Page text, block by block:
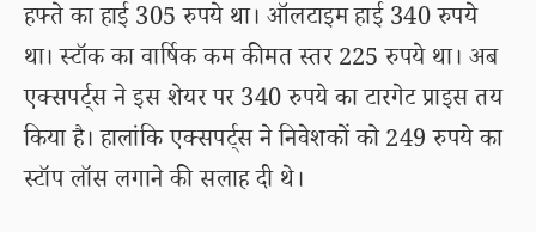
हफ्ते का हाई 305 रुपये था। ऑलटाइम हाई 340 रुपये
था। स्टॉक का वार्षिक कम कीमत स्तर 225 रुपये था। अब
एक्सपर्ट्स ने इस शेयर पर 340 रुपये का टारगेट प्राइस तय
किया है। हालांकि एक्सपर्ट्स ने निवेशकों को 249 रुपये का
स्टॉप लॉस लगाने की सलाह दी थे।